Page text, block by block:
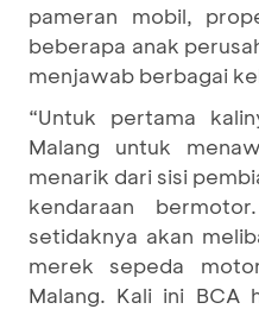
pameran mobil,
beberapa anak
menjawab berbagai
“Untuk pertama
Malang untuk
menarik dari sisi
kendaraan
setidaknya akan
merek sepeda
Malang. Kali ini BCA